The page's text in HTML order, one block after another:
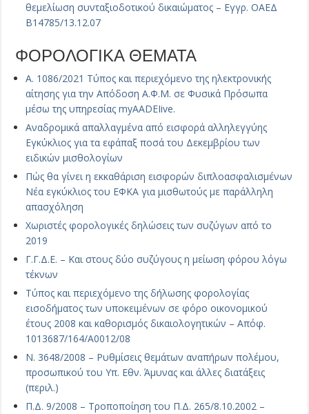
θεμελίωση συνταξιοδοτικού δικαιώματος – Εγγρ. ΟΑΕΔ
Β14785/13.12.07
ΦΟΡΟΛΟΓΙΚΑ ΘΕΜΑΤΑ
Α. 1086/2021 Τύπος και περιεχόμενο της ηλεκτρονικής
αίτησης για την Απόδοση Α.Φ.Μ. σε Φυσικά Πρόσωπα
μέσω της υπηρεσίας myAADEIive.
Αναδρομικά απαλλαγμένα από εισφορά αλληλεγγύης
Εγκύκλιος για τα εφάπαξ ποσά του Δεκεμβρίου των
ειδικών μισθολογίων
Πώς θα γίνει η εκκαθάριση εισφορών διπλοασφαλισμένων
Νέα εγκύκλιος του ΕΦΚΑ για μισθωτούς με παράλληλη
απασχόληση
Χωριστές φορολογικές δηλώσεις των συζύγων από το
2019
Γ.Γ.Δ.Ε. – Και στους δύο συζύγους η μείωση φόρου λόγω
τέκνων
Τύπος και περιεχόμενο της δήλωσης φορολογίας
εισοδήματος των υποκειμένων σε φόρο οικονομικού
έτους 2008 και καθορισμός δικαιολογητικών – Απόφ.
1013687/164/Α0012/08
Ν. 3648/2008 – Ρυθμίσεις θεμάτων αναπήρων πολέμου,
προσωπικού του Υπ. Εθν. Άμυνας και άλλες διατάξεις
(περιλ.)
Π.Δ. 9/2008 – Τροποποίηση του Π.Δ. 265/8.10.2002 –